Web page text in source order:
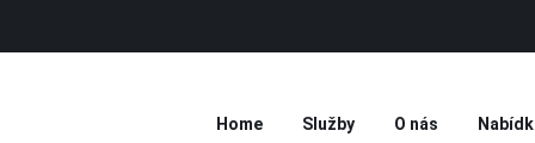
Home Služby O nás